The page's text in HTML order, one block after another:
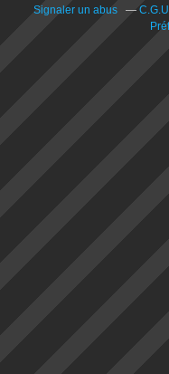
Signaler un abus